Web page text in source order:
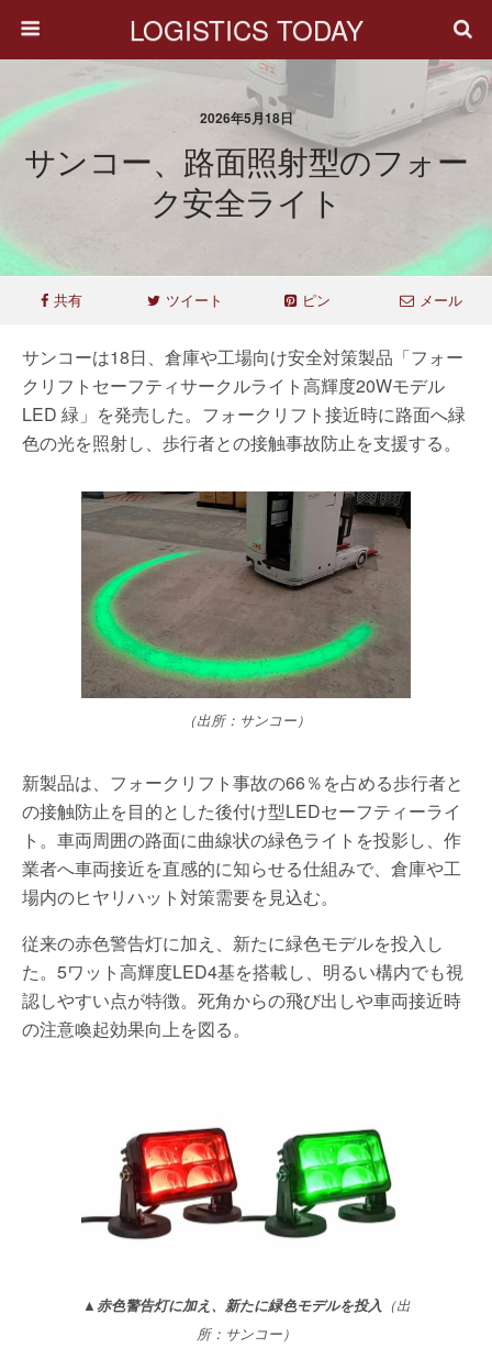
LOGISTICS TODAY
2026年5月18日
サンコー、路面照射型のフォー
ク安全ライト
共有 ツイート ピン メール
サンコーは18日、倉庫や工場向け安全対策製品「フォー
クリフトセーフティサークルライト高輝度20Wモデル
LED 緑」を発売した。フォークリフト接近時に路面へ緑
色の光を照射し、歩行者との接触事故防止を支援する。
（出所：サンコー）
新製品は、フォークリフト事故の66％を占める歩行者と
の接触防止を目的とした後付け型LEDセーフティーライ
ト。車両周囲の路面に曲線状の緑色ライトを投影し、作
業者へ車両接近を直感的に知らせる仕組みで、倉庫や工
場内のヒヤリハット対策需要を見込む。
従来の赤色警告灯に加え、新たに緑色モデルを投入し
た。5ワット高輝度LED4基を搭載し、明るい構内でも視
認しやすい点が特徴。死角からの飛び出しや車両接近時
の注意喚起効果向上を図る。
▲赤色警告灯に加え、新たに緑色モデルを投入 （出
所：サンコー）